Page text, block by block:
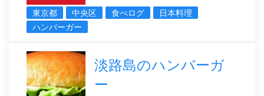
東京都
中央区 食べログ
日本料理
ハンバーガー
淡路島のハンバーガ
ー